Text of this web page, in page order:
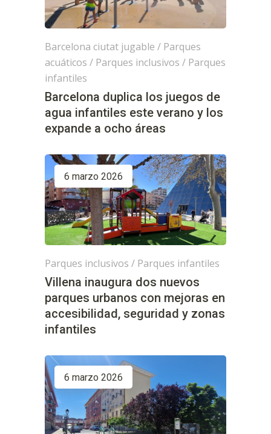
Barcelona ciutat jugable / Parques
acuáticos / Parques inclusivos / Parques
infantiles
Barcelona duplica los juegos de
agua infantiles este verano y los
expande a ocho áreas
6 marzo 2026
Parques inclusivos / Parques infantiles
Villena inaugura dos nuevos
parques urbanos con mejoras en
accesibilidad, seguridad y zonas
infantiles
6 marzo 2026